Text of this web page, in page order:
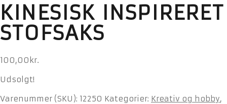
KINESISK INSPIRERET
STOFSAKS
100,00 kr.
Udsolgt!
Varenummer (SKU): 12250 Kategorier: Kreativ og hobby,